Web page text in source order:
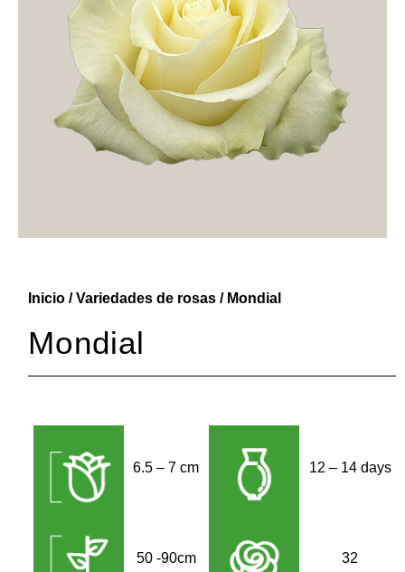
Inicio /Variedades de rosas / Mondial
Mondial
6.5 – 7 cm 12 – 14 days
50 -90cm 32